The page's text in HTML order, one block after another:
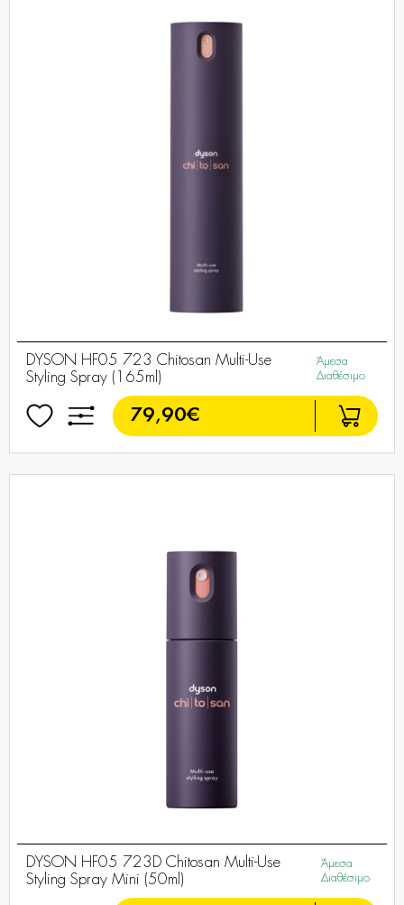
DYSON HF05 723 Chitosan Multi-Use
Styling Spray (165ml)
Άμεσα
Διαθέσιμο
79,90€
DYSON HF05 723D Chitosan Multi-Use
Styling Spray Mini (50ml)
Άμεσα
Διαθέσιμο